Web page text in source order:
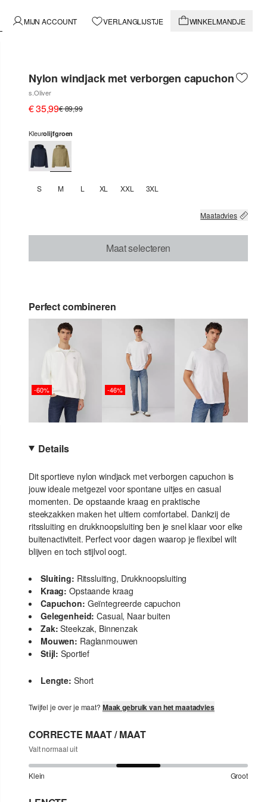
MIJN ACCOUNT VERLANGLIJSTJE WINKELMANDJE
Nylon windjack met verborgen capuchon
s.Oliver
€ 35,99€ 89,99
Kleurolijfgroen
S M L XL XXL 3XL
Maatadvies
Maat selecteren
Perfect combineren
-60% -46%
Details
Dit sportieve nylon windjack met verborgen capuchon is
jouw ideale metgezel voor spontane uitjes en casual
momenten. De opstaande kraag en praktische
steekzakken maken het ultiem comfortabel. Dankzij de
ritssluiting en drukknoopsluiting ben je snel klaar voor elke
buitenactiviteit. Perfect voor dagen waarop je flexibel wilt
blijven en toch stijlvol oogt.
Sluiting: Ritssluiting, Drukknoopsluiting
Kraag: Opstaande kraag
Capuchon: Geïntegreerde capuchon
Gelegenheid: Casual, Naar buiten
Zak: Steekzak, Binnenzak
Mouwen: Raglanmouwen
Stijl: Sportief
Lengte: Short
Twijfel je over je maat? Maak gebruik van het maatadvies
CORRECTE MAAT / MAAT
Valt normaal uit
Klein Groot